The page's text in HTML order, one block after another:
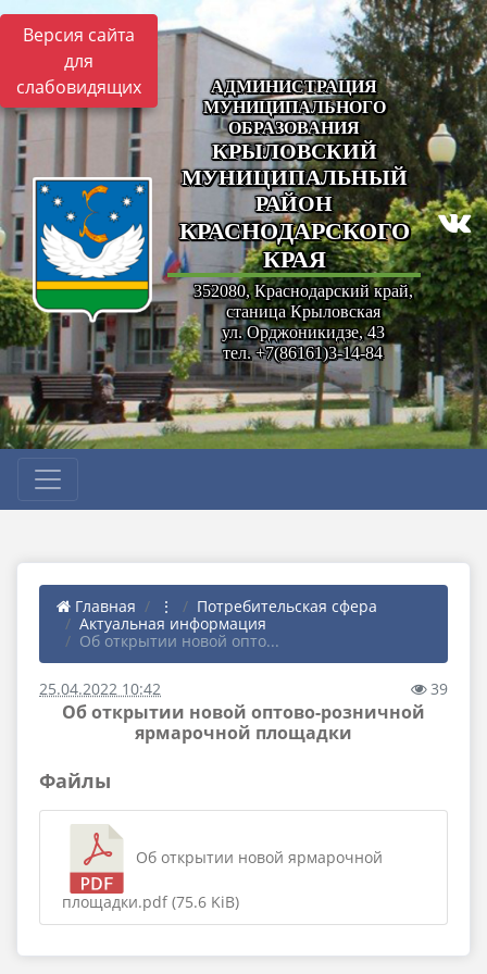
Версия сайта
для
слабовидящих
АДМИНИСТРАЦИЯ
МУНИЦИПАЛЬНОГО
ОБРАЗОВАНИЯ
КРЫЛОВСКИЙ
МУНИЦИПАЛЬНЫЙ
РАЙОН
КРАСНОДАРСКОГО
КРАЯ
352080, Краснодарский край,
станица Крыловская
ул. Орджоникидзе, 43
тел. +7(86161)3-14-84
Главная ⋮
Потребительская сфера
Актуальная информация
Об открытии новой опто...
25.04.2022 10:42 39
Об открытии новой оптово-розничной
ярмарочной площадки
Файлы
Об открытии новой ярмарочной
площадки.pdf (75.6 KiB)